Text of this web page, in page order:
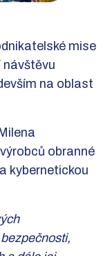
mise
návštěvu
na oblast
obranné
kybernetickou